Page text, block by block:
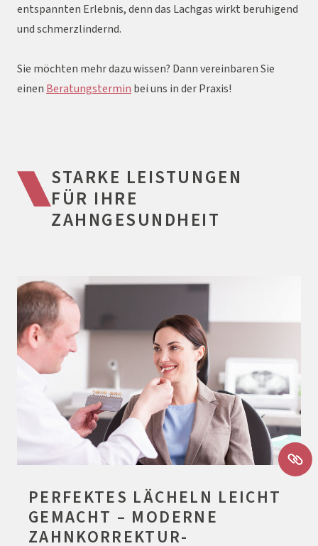
entspannten Erlebnis, denn das Lachgas wirkt beruhigend
und schmerzlindernd.
Sie möchten mehr dazu wissen? Dann vereinbaren Sie
einen Beratungstermin bei uns in der Praxis!
STARKE LEISTUNGEN
FÜR IHRE
ZAHNGESUNDHEIT
PERFEKTES LÄCHELN LEICHT
GEMACHT – MODERNE
ZAHNKORREKTUR-